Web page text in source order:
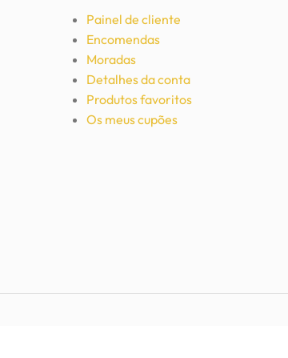
Painel de cliente
Encomendas
Moradas
Detalhes da conta
Produtos favoritos
Os meus cupões